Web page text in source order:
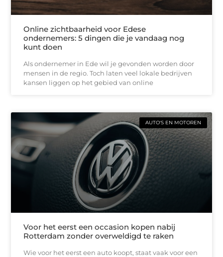
Online zichtbaarheid voor Edese
ondernemers: 5 dingen die je vandaag nog
kunt doen
Als ondernemer in Ede wil je gevonden worden door
mensen in de regio. Toch laten veel lokale bedrijven
kansen liggen op het gebied van online
AUTO'S EN MOTOREN
Voor het eerst een occasion kopen nabij
Rotterdam zonder overweldigd te raken
Wie voor het eerst een auto koopt, staat vaak voor een